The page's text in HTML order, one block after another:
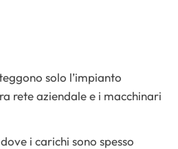
solo l’impianto
rete aziendale e i macchinari
i carichi sono spesso